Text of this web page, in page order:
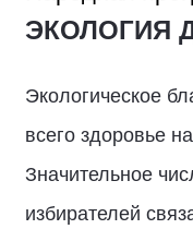
ЭКОЛОГИЯ
Экологическое
всего здоровье
Значительное
избирателей